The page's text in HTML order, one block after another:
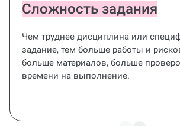
Сложность задания
Чем труднее дисциплина или
задание, тем больше работы и
больше материалов, больше
времени на выполнение.
контролем